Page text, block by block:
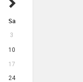
Sa
3
10
17
24